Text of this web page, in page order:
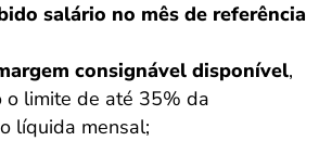
salário no mês de referência
consignável disponível,
o limite de até 35% da
líquida mensal;